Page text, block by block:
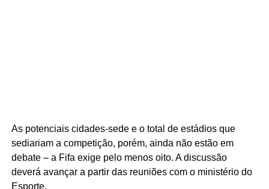
As potenciais cidades-sede e o total de estádios que
sediariam a competição, porém, ainda não estão em
debate – a Fifa exige pelo menos oito. A discussão
deverá avançar a partir das reuniões com o ministério do
Esporte.